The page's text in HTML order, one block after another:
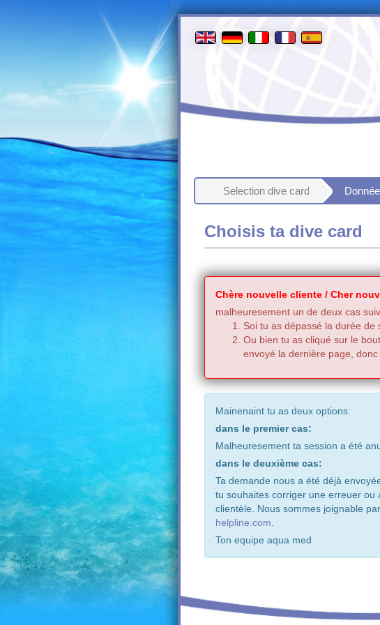
Selection dive card
Choisis ta dive card
Chère nouvelle cliente / Cher
malheuresement un de deux cas
Soi tu as dépassé la durée de
Ou bien tu as cliqué sur le
envoyé la dernière page, donc
Mainenaint tu as deux options:
dans le premier cas:
Malheuresement ta session a été
dans le deuxième cas:
Ta demande nous a été déjà
tu souhaites corriger une erreuer ou
clientèle. Nous sommes joignable
helpline.com
Ton equipe aqua med